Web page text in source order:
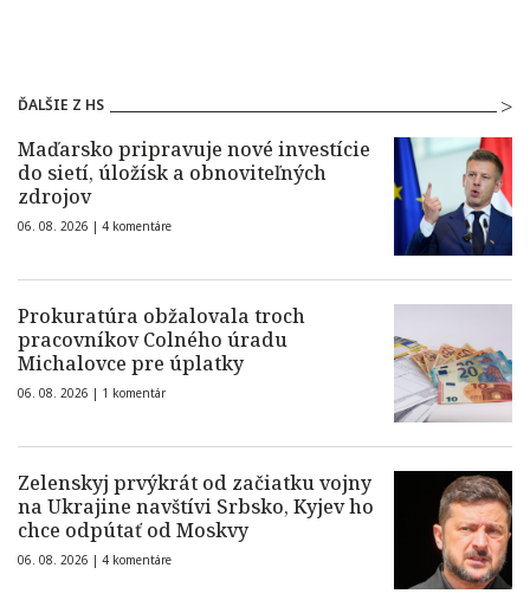
ĎALŠIE Z HS
Maďarsko pripravuje nové investície
do sietí, úložísk a obnoviteľných
zdrojov
06. 08. 2026 | 4 komentáre
Prokuratúra obžalovala troch
pracovníkov Colného úradu
Michalovce pre úplatky
06. 08. 2026 | 1 komentár
Zelenskyj prvýkrát od začiatku vojny
na Ukrajine navštívi Srbsko, Kyjev ho
chce odpútať od Moskvy
06. 08. 2026 | 4 komentáre